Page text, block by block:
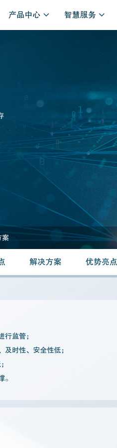
产品中心 智慧服务
案
解决方案 优势亮点
行监管；
时性、安全性低；
。